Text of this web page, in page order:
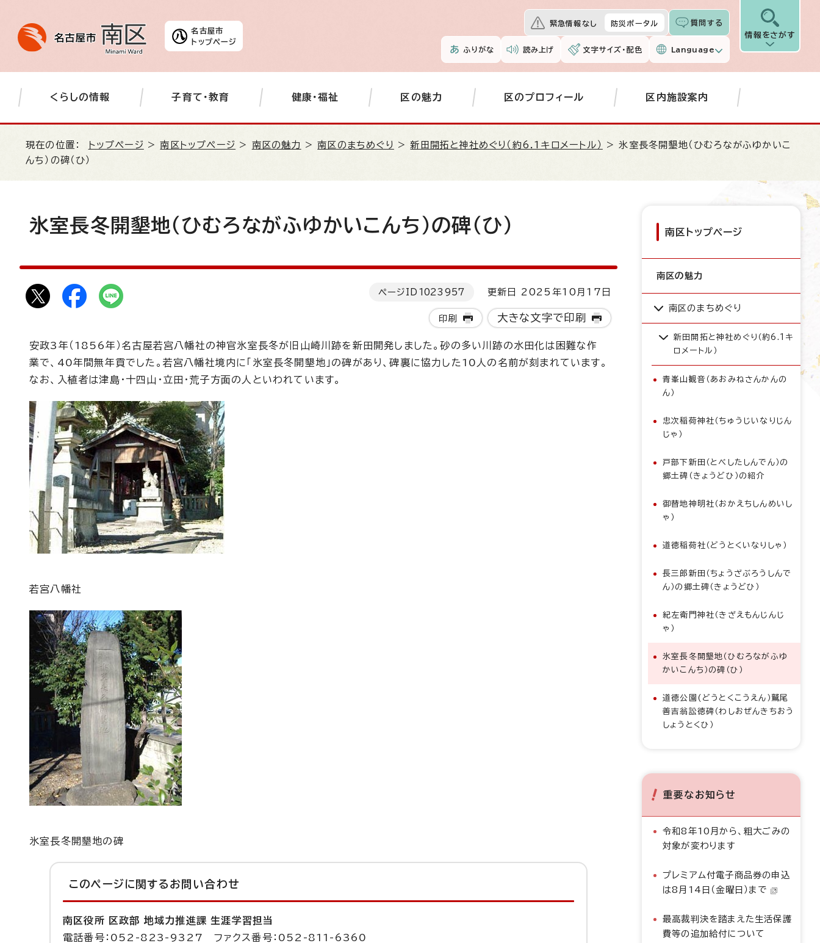
名古屋市
トップページ
緊急情報なし 防災ポータル 質問する
ふりがな 読み上げ 文字サイズ・配色 Language
情報をさがす
くらしの情報 子育て・教育 健康・福祉 区の魅力 区のプロフィール 区内施設案内
現在の位置： トップページ >南区トップページ > 南区の魅力 >南区のまちめぐり >新田開拓と神社めぐり（約6.1キロメートル）
> 氷室長冬開墾地（ひむろながふゆかいこ
んち）の碑（ひ）
氷室長冬開墾地（ひむろながふゆかいこんち）の碑（ひ）
ページID 1023957 更新日 2025年10月17日
印刷 大きな文字で印刷
安政3年（1856年）名古屋若宮八幡社の神官氷室長冬が旧山崎川跡を新田開発しました。砂の多い川跡の水田化は困難な作
業で、40年間無年貢でした。若宮八幡社境内に「氷室長冬開墾地」の碑があり、碑裏に協力した10人の名前が刻まれています。
なお、入植者は津島・十四山・立田・荒子方面の人といわれています。
若宮八幡社
氷室長冬開墾地の碑
このページに関する お問い合わせ
南区役所 区政部 地域力推進課 生涯学習担当
電話番号：052-823-9327 ファクス番号：052-811-6360
南区トップページ
南区の魅力
南区のまちめぐり
新田開拓と神社めぐり（約6.1キ
ロメートル）
青峯山観音（あおみねさんかんの
ん）
忠次稲荷神社（ちゅうじいなりじん
じゃ）
戸部下新田（とべしたしんでん）の
郷土碑（きょうどひ）の紹介
御替地神明社（おかえちしんめいし
ゃ）
道徳稲荷社（どうとくいなりしゃ）
長三郎新田（ちょうざぶろうしんで
ん）の郷土碑（きょうどひ）
紀左衛門神社（きざえもんじんじ
ゃ）
氷室長冬開墾地（ひむろながふゆ
かいこんち）の碑（ひ）
道徳公園(どうとくこうえん）鷲尾
善吉翁訟徳碑（わしおぜんきちおう
しょうとくひ）
重要なお知らせ
令和8年10月から、粗大ごみの
対象が変わります
プレミアム付電子商品券の申込
は8月14日（金曜日）まで
最高裁判決を踏まえた生活保護
費等の追加給付について